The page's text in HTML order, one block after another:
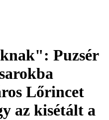
Puzsér
Lőrincet
az kisétált a